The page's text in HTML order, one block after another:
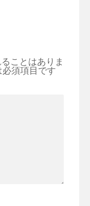
ことはありま
須項目です